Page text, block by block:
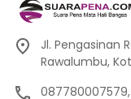
Jl. Pengasinan
Rawalumbu,